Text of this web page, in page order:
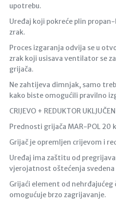
upotrebu.
Uređaj koji pokreće plin
zrak.
Proces izgaranja odvija se u
zrak koji usisava ventilator se
grijača.
Ne zahtijeva dimnjak, samo
kako biste omogućili pravilno
CRIJEVO + REDUKTOR UKLJUČEN
Prednosti grijača MAR-POL 20
Grijač je opremljen crijevom i
Uređaj ima zaštitu od
vjerojatnost oštećenja
Grijaći element od nehrđajućeg
omogućuje brzo zagrijavanje.